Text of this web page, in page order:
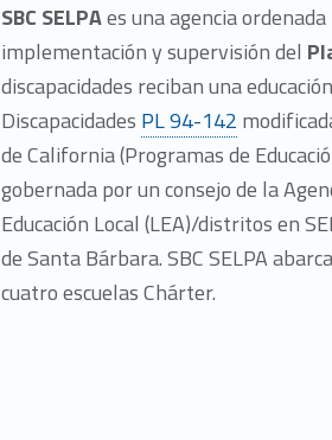
SBC SELPAes una agencia
implementación y supervisión del
discapacidades reciban una
Discapacidades PL 94-142
de California (Programas de
gobernada por un consejo de la
Educación Local (LEA)/distritos en
de Santa Bárbara. SBC SELPA
cuatro escuelas Chárter.